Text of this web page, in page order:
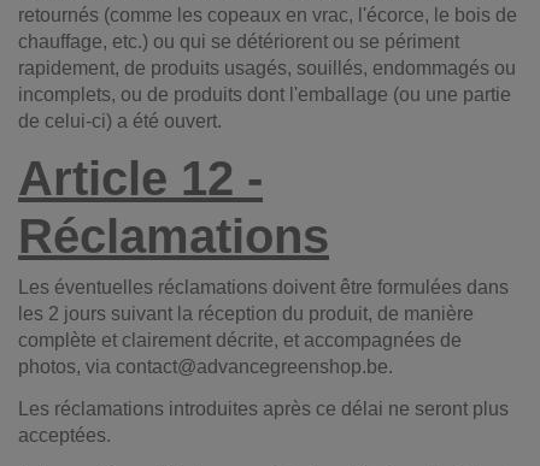
retournés (comme les copeaux en vrac, l'écorce, le bois de
chauffage, etc.) ou qui se détériorent ou se périment
rapidement, de produits usagés, souillés, endommagés ou
incomplets, ou de produits dont l'emballage (ou une partie
de celui-ci) a été ouvert.
Article 12 -
Réclamations
Les éventuelles réclamations doivent être formulées dans
les 2 jours suivant la réception du produit, de manière
complète et clairement décrite, et accompagnées de
photos, via contact@advancegreenshop.be.
Les réclamations introduites après ce délai ne seront plus
acceptées.